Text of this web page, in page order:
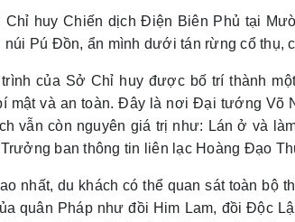
Chỉ huy Chiến dịch Điện Biên Phủ tại
núi Pú Đồn, ẩn mình dưới tán rừng cổ thụ,
của Sở Chỉ huy được bố trí thành
mật và an toàn. Đây là nơi Đại tướng Võ
vẫn còn nguyên giá trị như: Lán ở và
ban thông tin liên lạc Hoàng Đạo
nhất, du khách có thể quan sát toàn bộ
quân Pháp như đồi Him Lam, đồi Độc